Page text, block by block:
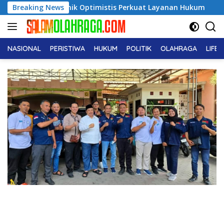
Langsung
ke
konten
Breaking News
Nanik Optimistis Perkuat Layanan Hukum Dukcapil
NASIONAL PERISTIWA HUKUM POLITIK OLAHRAGA